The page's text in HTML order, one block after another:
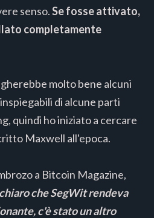
senso.Se fosse attivato,
completamente
molto bene alcuni
di alcune parti
quindi ho iniziato a cercare
Maxwell all'epoca.
a Bitcoin Magazine,
che SegWit rendeva
c'è stato un altro